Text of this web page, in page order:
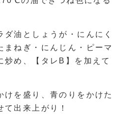
ダ油としょうが・にんにく
まねぎ・にんじん・ピーマ
炒め、【タレB】を加えて
けを盛り、青のりをかけた
出来上がり！